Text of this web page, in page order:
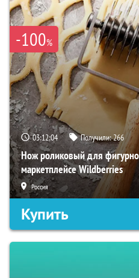
-100%
03:12:03 Получили:266
Нож роликовый для
маркетплейсе Wildberries
Россия
Купить